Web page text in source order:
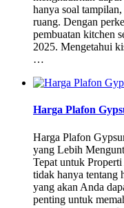
hanya soal
ruang. Dengan
pembuatan kitchen
2025. Mengetahui
…
Harga Plafon
Harga Plafon
yang Lebih
Tepat untuk
tidak hanya tentang
yang akan Anda
penting untuk